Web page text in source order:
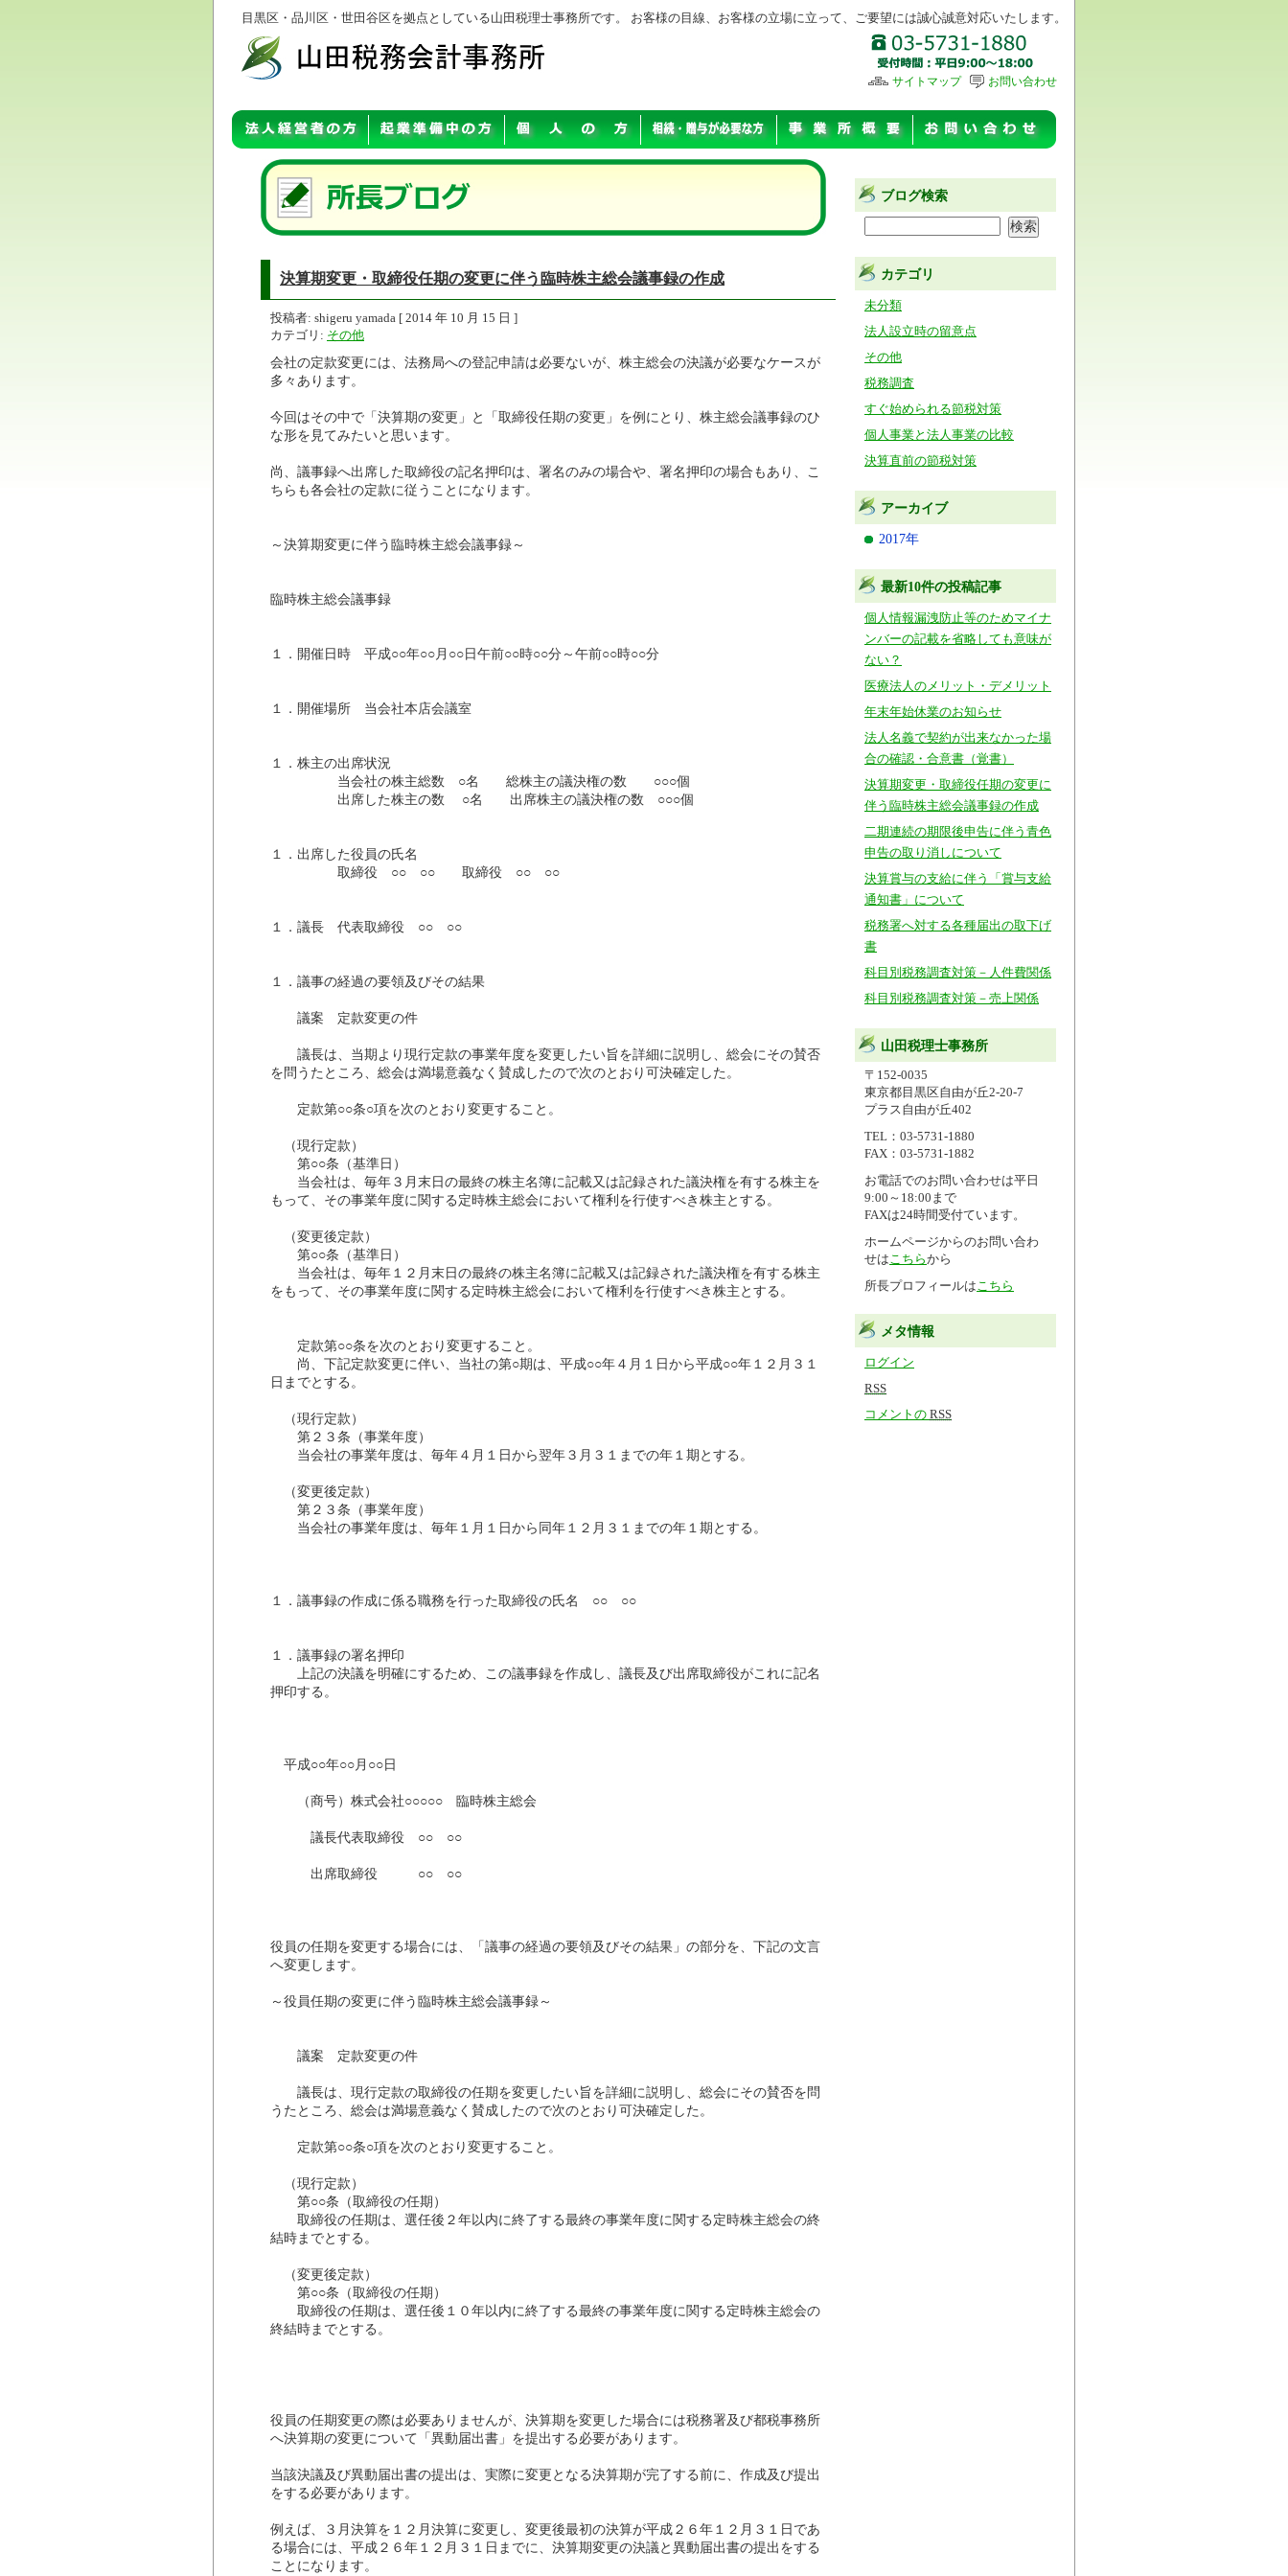
目黒区・品川区・世田谷区を拠点としている山田税理士事務所です。 お客様の目線、お客様の立場に立って、ご要望には誠心誠意対応いたします。
サイトマップ お問い合わせ
決算期変更・取締役任期の変更に伴う臨時株主総会議事録の作成
投稿者: shigeru yamada [ 2014 年 10 月 15 日 ]
カテゴリ: その他
会社の定款変更には、法務局への登記申請は必要ないが、株主総会の決議が必要なケースが
多々あります。
今回はその中で「決算期の変更」と「取締役任期の変更」を例にとり、株主総会議事録のひ
な形を見てみたいと思います。
尚、議事録へ出席した取締役の記名押印は、署名のみの場合や、署名押印の場合もあり、こ
ちらも各会社の定款に従うことになります。
～決算期変更に伴う臨時株主総会議事録～
臨時株主総会議事録
１．開催日時 平成○○年○○月○○日午前○○時○○分～午前○○時○○分
１．開催場所 当会社本店会議室
１．株主の出席状況
当会社の株主総数 ○名 総株主の議決権の数 ○○○個
出席した株主の数 ○名 出席株主の議決権の数 ○○○個
１．出席した役員の氏名
取締役 ○○ ○○ 取締役 ○○ ○○
１．議長 代表取締役 ○○ ○○
１．議事の経過の要領及びその結果
議案 定款変更の件
議長は、当期より現行定款の事業年度を変更したい旨を詳細に説明し、総会にその賛否
を問うたところ、総会は満場意義なく賛成したので次のとおり可決確定した。
定款第○○条○項を次のとおり変更すること。
（現行定款）
第○○条（基準日）
当会社は、毎年３月末日の最終の株主名簿に記載又は記録された議決権を有する株主を
もって、その事業年度に関する定時株主総会において権利を行使すべき株主とする。
（変更後定款）
第○○条（基準日）
当会社は、毎年１２月末日の最終の株主名簿に記載又は記録された議決権を有する株主
をもって、その事業年度に関する定時株主総会において権利を行使すべき株主とする。
定款第○○条を次のとおり変更すること。
尚、下記定款変更に伴い、当社の第○期は、平成○○年４月１日から平成○○年１２月３１
日までとする。
（現行定款）
第２３条（事業年度）
当会社の事業年度は、毎年４月１日から翌年３月３１までの年１期とする。
（変更後定款）
第２３条（事業年度）
当会社の事業年度は、毎年１月１日から同年１２月３１までの年１期とする。
１．議事録の作成に係る職務を行った取締役の氏名 ○○ ○○
１．議事録の署名押印
上記の決議を明確にするため、この議事録を作成し、議長及び出席取締役がこれに記名
押印する。
平成○○年○○月○○日
（商号）株式会社○○○○○ 臨時株主総会
議長代表取締役 ○○ ○○
出席取締役 ○○ ○○
役員の任期を変更する場合には、「議事の経過の要領及びその結果」の部分を、下記の文言
へ変更します。
～役員任期の変更に伴う臨時株主総会議事録～
議案 定款変更の件
議長は、現行定款の取締役の任期を変更したい旨を詳細に説明し、総会にその賛否を問
うたところ、総会は満場意義なく賛成したので次のとおり可決確定した。
定款第○○条○項を次のとおり変更すること。
（現行定款）
第○○条（取締役の任期）
取締役の任期は、選任後２年以内に終了する最終の事業年度に関する定時株主総会の終
結時までとする。
（変更後定款）
第○○条（取締役の任期）
取締役の任期は、選任後１０年以内に終了する最終の事業年度に関する定時株主総会の
終結時までとする。
役員の任期変更の際は必要ありませんが、決算期を変更した場合には税務署及び都税事務所
へ決算期の変更について「異動届出書」を提出する必要があります。
当該決議及び異動届出書の提出は、実際に変更となる決算期が完了する前に、作成及び提出
をする必要があります。
例えば、３月決算を１２月決算に変更し、変更後最初の決算が平成２６年１２月３１日であ
る場合には、平成２６年１２月３１日までに、決算期変更の決議と異動届出書の提出をする
ことになります。
ブログ検索
カテゴリ
未分類
法人設立時の留意点
その他
税務調査
すぐ始められる節税対策
個人事業と法人事業の比較
決算直前の節税対策
アーカイブ
2017年
最新10件の投稿記事
個人情報漏洩防止等のためマイナ
ンバーの記載を省略しても意味が
ない？
医療法人のメリット・デメリット
年末年始休業のお知らせ
法人名義で契約が出来なかった場
合の確認・合意書（覚書）
決算期変更・取締役任期の変更に
伴う臨時株主総会議事録の作成
二期連続の期限後申告に伴う青色
申告の取り消しについて
決算賞与の支給に伴う「賞与支給
通知書」について
税務署へ対する各種届出の取下げ
書
科目別税務調査対策－人件費関係
科目別税務調査対策－売上関係
山田税理士事務所
〒152-0035
東京都目黒区自由が丘2-20-7
プラス自由が丘402
TEL：03-5731-1880
FAX ：03-5731-1882
お電話でのお問い合わせは平日
9:00～18:00まで
FAXは24時間受付ています。
ホームページからのお問い合わ
せはこちらから
所長プロフィールはこちら
メタ情報
ログイン
RSS
コメントの RSS